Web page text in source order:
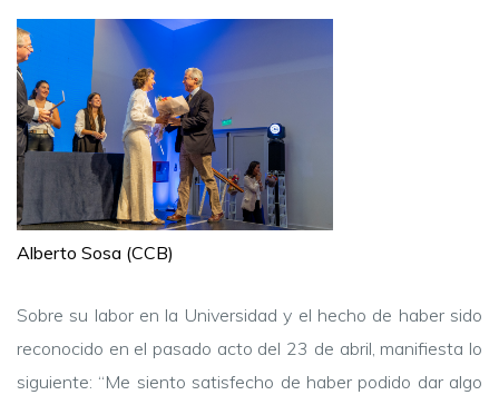
Alberto Sosa (CCB)
Sobre su labor en la Universidad y el hecho de haber sido
reconocido en el pasado acto del 23 de abril, manifiesta lo
siguiente: “Me siento satisfecho de haber podido dar algo